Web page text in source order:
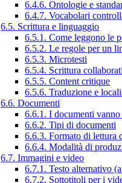
6.4.6. Ontologie e
6.4.7. Vocabolari
6.5. Scrittura e linguaggio
6.5.1. Come leggono le
6.5.2. Le regole per un
6.5.3. Microtesti
6.5.4. Scrittura
6.5.5. Content critique
6.5.6. Traduzione e
6.6. Documenti
6.6.1. I documenti
6.6.2. Tipi di documenti
6.6.3. Formato di lettura
6.6.4. Modalità di
6.7. Immagini e video
6.7.1. Testo alternativo
6.7.2. Sottotitoli per i